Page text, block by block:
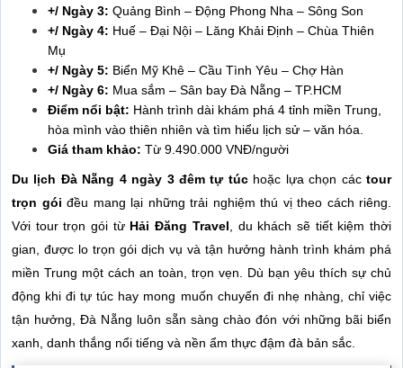
+/ Ngày 3: Quảng Bình – Động Phong Nha – Sông Son
+/ Ngày 4: Huế – Đại Nội – Lăng Khải Định – Chùa Thiên
Mụ
+/ Ngày 5: Biển Mỹ Khê – Cầu Tình Yêu – Chợ Hàn
+/ Ngày 6: Mua sắm – Sân bay Đà Nẵng – TP.HCM
Điểm nổi bật: Hành trình dài khám phá 4 tỉnh miền Trung,
hòa mình vào thiên nhiên và tìm hiểu lịch sử – văn hóa.
Giá tham khảo: Từ 9.490.000 VNĐ/người
Du lịch Đà Nẵng 4 ngày 3 đêm tự túchoặc lựa chọn cáctour
trọn gói đều mang lại những trải nghiệm thú vị theo cách riêng.
Với tour trọn gói từ Hải Đăng Travel , du khách sẽ tiết kiệm thời
gian, được lo trọn gói dịch vụ và tận hưởng hành trình khám phá
miền Trung một cách an toàn, trọn vẹn. Dù bạn yêu thích sự chủ
động khi đi tự túc hay mong muốn chuyến đi nhẹ nhàng, chỉ việc
tận hưởng, Đà Nẵng luôn sẵn sàng chào đón với những bãi biển
xanh, danh thắng nổi tiếng và nền ẩm thực đậm đà bản sắc.